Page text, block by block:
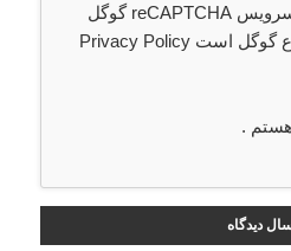
برای امنیت، استفاده از سرویس reCAPTCHA گوگل
گوگل استPrivacy Policy
.